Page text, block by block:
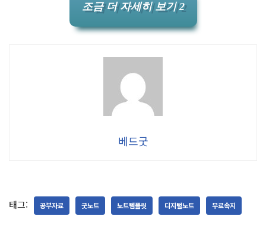
조금 더 자세히 보기 2
베드굿
태그: 공부자료 굿노트 노트템플릿 디지털노트 무료속지